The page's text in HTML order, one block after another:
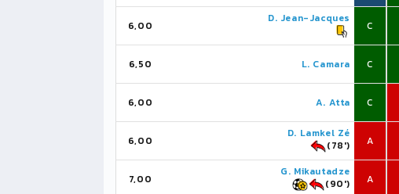
6,00
D. Jean-Jacques
C
6,50 L. Camara C
6,00 A. Atta C
6,00
D. Lamkel Zé
(78')
A
7,00
G. Mikautadze
(90')
A